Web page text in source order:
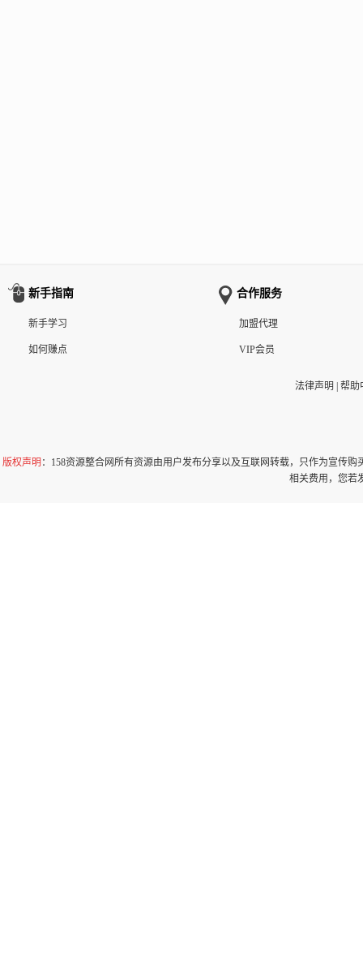
新手指南
新手学习
如何赚点
合作服务
加盟代理
VIP会员
法律声明 帮助
版权声明 ：158资源整合网所有资源由用户发布分享以及互联网转载，只作为宣传
相关费用，您若